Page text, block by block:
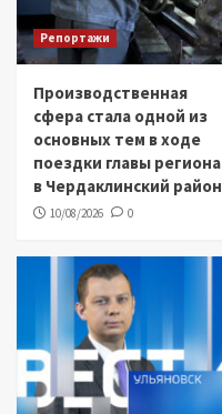
Репортажи
Производственная
сфера стала одной из
основных тем в ходе
поездки главы региона
в Чердаклинский район
10/08/2026 0